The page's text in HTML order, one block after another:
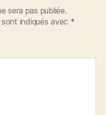
sera pas publiée.
indiqués avec *